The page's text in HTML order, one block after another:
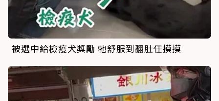
被選中給檢疫犬獎勵 牠舒服到翻肚任摸摸